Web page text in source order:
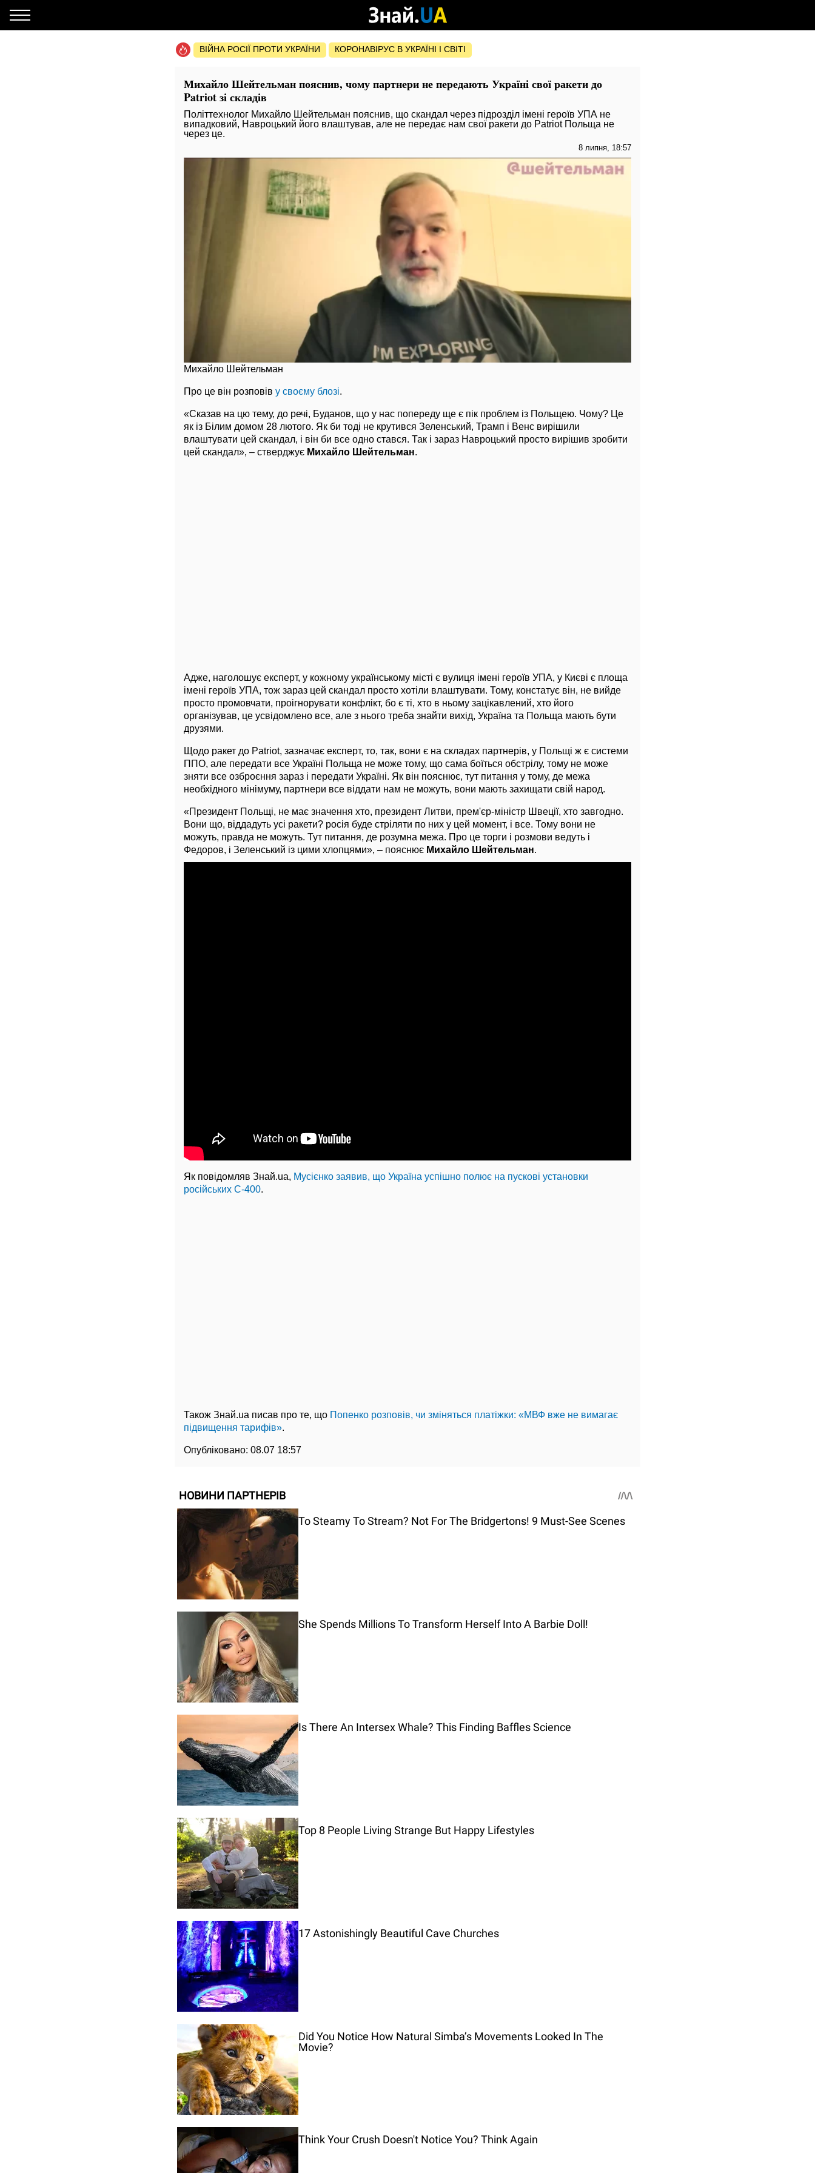
ВІЙНА РОСІЇ ПРОТИ УКРАЇНИ КОРОНАВІРУС В УКРАЇНІ І СВІТІ
Михайло Шейтельман пояснив, чому партнери не передають Україні свої ракети до
Patriot зі складів
Політтехнолог Михайло Шейтельман пояснив, що скандал через підрозділ імені героїв УПА не
випадковий, Навроцький його влаштував, але не передає нам свої ракети до Patriot Польща не
через це.
8 липня, 18:57
Михайло Шейтельман
Про це він розповів у своєму блозі.
«Сказав на цю тему, до речі, Буданов, що у нас попереду ще є пік проблем із Польщею. Чому? Це
як із Білим домом 28 лютого. Як би тоді не крутився Зеленський, Трамп і Венс вирішили
влаштувати цей скандал, і він би все одно стався. Так і зараз Навроцький просто вирішив зробити
цей скандал», – стверджує Михайло Шейтельман.
Адже, наголошує експерт, у кожному українському місті є вулиця імені героїв УПА, у Києві є площа
імені героїв УПА, тож зараз цей скандал просто хотіли влаштувати. Тому, констатує він, не вийде
просто промовчати, проігнорувати конфлікт, бо є ті, хто в ньому зацікавлений, хто його
організував, це усвідомлено все, але з нього треба знайти вихід, Україна та Польща мають бути
друзями.
Щодо ракет до Patriot, зазначає експерт, то, так, вони є на складах партнерів, у Польщі ж є системи
ППО, але передати все Україні Польща не може тому, що сама боїться обстрілу, тому не може
зняти все озброєння зараз і передати Україні. Як він пояснює, тут питання у тому, де межа
необхідного мінімуму, партнери все віддати нам не можуть, вони мають захищати свій народ.
«Президент Польщі, не має значення хто, президент Литви, прем'єр-міністр Швеції, хто завгодно.
Вони що, віддадуть усі ракети? росія буде стріляти по них у цей момент, і все. Тому вони не
можуть, правда не можуть. Тут питання, де розумна межа. Про це торги і розмови ведуть і
Федоров, і Зеленський із цими хлопцями», – пояснює Михайло Шейтельман.
Як повідомляв Знай.ua, Мусієнко заявив, що Україна успішно полює на пускові установки
російських С-400.
Також Знай.ua писав про те, що Попенко розповів, чи зміняться платіжки: «МВФ вже не вимагає
підвищення тарифів».
Опубліковано: 08.07 18:57